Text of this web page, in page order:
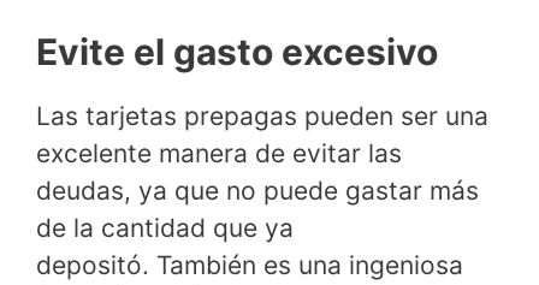
Evite el gasto excesivo
Las tarjetas prepagas pueden ser una
excelente manera de evitar las
deudas, ya que no puede gastar más
de la cantidad que ya
depositó. También es una ingeniosa